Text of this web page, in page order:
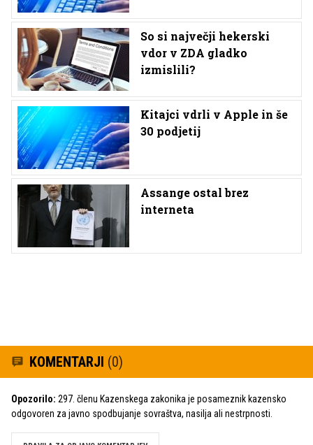
So si največji hekerski
vdor v ZDA gladko
izmislili?
Kitajci vdrli v Apple in še
30 podjetij
Assange ostal brez
interneta
KOMENTARJI (0)
Opozorilo: 297. členu Kazenskega zakonika je posameznik kazensko
odgovoren za javno spodbujanje sovraštva, nasilja ali nestrpnosti.